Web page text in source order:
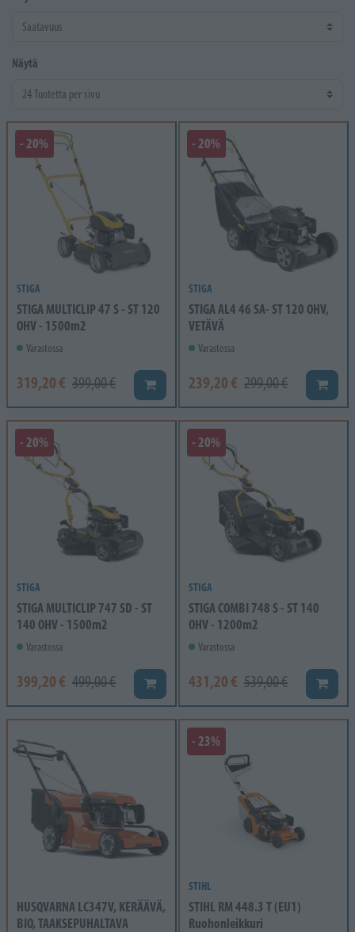
Näytä
- 20%
STIGA
STIGA MULTICLIP 47 S - ST 120
OHV - 1500m2
Varastossa
319,20 € 399,00 € Lisää koriin
- 20%
STIGA
STIGA AL4 46 SA- ST 120 OHV,
VETÄVÄ
Varastossa
239,20 € 299,00 € Lisää
- 20%
STIGA
STIGA MULTICLIP 747 SD - ST
140 OHV - 1500m2
Varastossa
399,20 € 499,00 € Lisää koriin
- 20%
STIGA
STIGA COMBI 748 S - ST 140
OHV - 1200m2
Varastossa
431,20 € 539,00 € Lisää
HUSQVARNA LC347V, KERÄÄVÄ,
BIO, TAAKSEPUHALTAVA
- 23%
STIHL
STIHL RM 448.3 T (EU1)
Ruohonleikkuri